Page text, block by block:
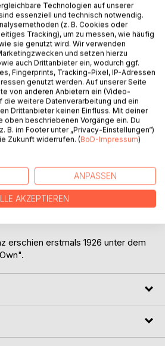
Drehbuchautor, Regisseur,
Edgar Wallace (1875-1932)
Krimiautoren aller Zeiten.
der Feder von Wallace über 120
40 Sprachen übersetzt wurden.
in Deutschland einen
56 Jahren in Beverly Hills an
erschien erstmals 1926 unter dem
Technologien auf unserer
essenziell und technisch notwendig.
(z. B. Cookies oder
Tracking), um zu messen, wie häufig
sie genutzt wird. Wir verwenden
und setzen hierzu
auch Drittanbieter ein, wodurch ggf.
Fingerprints, Tracking-Pixel, IP-Adressen
genutzt werden. Auf unserer Seite
von anderen Anbietern ein (Video-
die weitere Datenverarbeitung und ein
Drittanbieter keinen Einfluss. Mit deiner
oben beschriebenen Vorgänge ein. Du
B. im Footer unter „Privacy-Einstellungen“)
Zukunft widerrufen. (BoD-Impressum)
ANPASSEN
AKZEPTIEREN